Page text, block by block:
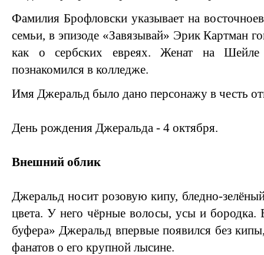
Фамилия Брофловски указывает на
семьи, в эпизоде «Завязывай» Эрик Картман
как о сербских евреях. Женат на Шейле
познакомился в колледже.
Имя Джеральд было дано персонажу в честь
День рождения Джеральда - 4 октября.
Внешний облик
Джеральд носит розовую кипу, бледно-
цвета. У него чёрные волосы, усы и бородка.
буфера» Джеральд впервые появился без
фанатов о его крупной лысине.